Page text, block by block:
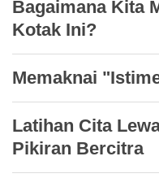
Bagaimana Kita
Kotak Ini?
Memaknai
Latihan Cita
Pikiran Bercitra